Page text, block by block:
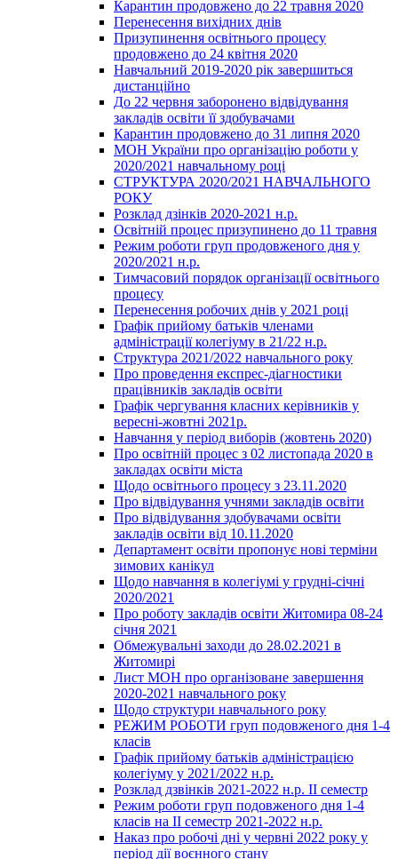
Карантин продовжено до 22 травня 2020
Перенесення вихідних днів
Призупинення освітнього процесу
продовжено до 24 квітня 2020
Навчальний 2019-2020 рік завершиться
дистанційно
До 22 червня заборонено відвідування
закладів освіти її здобувачами
Карантин продовжено до 31 липня 2020
МОН України про організацію роботи у
2020/2021 навчальному році
СТРУКТУРА 2020/2021 НАВЧАЛЬНОГО
РОКУ
Розклад дзінків 2020-2021 н.р.
Освітній процес призупинено до 11 травня
Режим роботи груп продовженого дня у
2020/2021 н.р.
Тимчасовий порядок організації освітнього
процесу
Перенесення робочих днів у 2021 році
Графік прийому батьків членами
адміністрації колегіуму в 21/22 н.р.
Структура 2021/2022 навчального року
Про проведення експрес-діагностики
працівників закладів освіти
Графік чергування класних керівників у
вересні-жовтні 2021р.
Навчання у період виборів (жовтень 2020)
Про освітній процес з 02 листопада 2020 в
закладах освіти міста
Щодо освітнього процесу з 23.11.2020
Про відвідування учнями закладів освіти
Про відвідування здобувачами освіти
закладів освіти від 10.11.2020
Департамент освіти пропонує нові терміни
зимових канікул
Щодо навчання в колегіумі у грудні-січні
2020/2021
Про роботу закладів освіти Житомира 08-24
січня 2021
Обмежувальні заходи до 28.02.2021 в
Житомирі
Лист МОН про організоване завершення
2020-2021 навчального року
Щодо структури навчального року
РЕЖИМ РОБОТИ груп подовженого дня 1-4
класів
Графік прийому батьків адміністрацією
колегіуму у 2021/2022 н.р.
Розклад дзвінків 2021-2022 н.р. ІІ семестр
Режим роботи груп подовженого дня 1-4
класів на ІІ семестр 2021-2022 н.р.
Наказ про робочі дні у червні 2022 року у
період дії воєнного стану